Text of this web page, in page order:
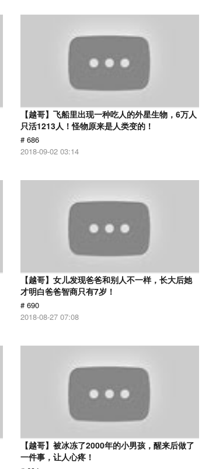
【越哥】飞船里出现一种吃人的外星生物，6万人
只活1213人！怪物原来是人类变的！
# 686
2018-09-02 03:14
【越哥】女儿发现爸爸和别人不一样，长大后她
才明白爸爸智商只有7岁！
# 690
2018-08-27 07:08
【越哥】被冰冻了2000年的小男孩，醒来后做了
一件事，让人心疼！